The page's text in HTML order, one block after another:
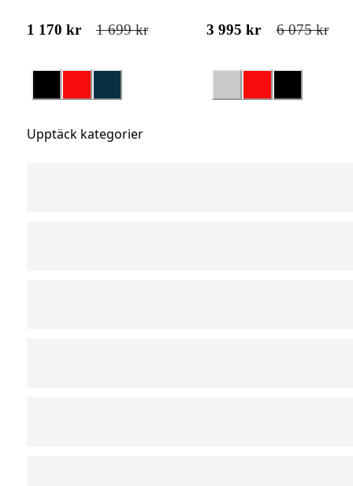
1 170 kr 1 699 kr 3 995 kr 6 075 kr
Upptäck kategorier